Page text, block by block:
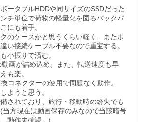
ータブルHDDや同サイズのSSDだった
チ単位で荷物の軽量化を図るバックパ
にも着手。
のケースかと思うくらい軽く、またポ
い接続ケーブル不要なので重宝する。
小振りで済む。
画が詰め込め、また、転送速度も早
も楽。
コネクターの使用で問題なく動作。
ようと思う。
されており、旅行・移動時の紛失でも
当方現在は動画保存のみなので当該暗号
動作未確認。)